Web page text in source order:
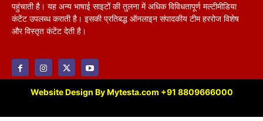
पहुंचाती है। यह अन्य भाषाई साइटों की तुलना में अधिक विविधतापूर्ण मल्टीमीडिया
कंटेंट उपलब्ध कराती है। इसकी प्रतिबद्ध ऑनलाइन संपादकीय टीम हररोज विशेष
और विस्तृत कंटेंट देती है।
Website Design By Mytesta.com +91 8809666000